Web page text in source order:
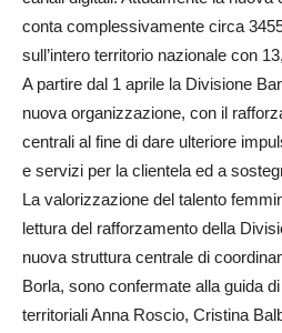
conta complessivamente circa
sull’intero territorio nazionale con
A partire dal 1 aprile la Divisione
nuova organizzazione, con il
centrali al fine di dare ulteriore
e servizi per la clientela ed a
La valorizzazione del talento
lettura del rafforzamento della
nuova struttura centrale di
Borla, sono confermate alla guida
territoriali Anna Roscio, Cristina